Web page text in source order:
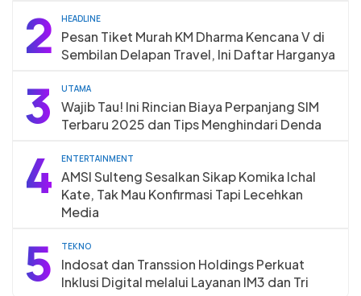
2 HEADLINE
Pesan Tiket Murah KM Dharma Kencana V di
Sembilan Delapan Travel, Ini Daftar Harganya
3 UTAMA
Wajib Tau! Ini Rincian Biaya Perpanjang SIM
Terbaru 2025 dan Tips Menghindari Denda
4 ENTERTAINMENT
AMSI Sulteng Sesalkan Sikap Komika Ichal
Kate, Tak Mau Konfirmasi Tapi Lecehkan
Media
5 TEKNO
Indosat dan Transsion Holdings Perkuat
Inklusi Digital melalui Layanan IM3 dan Tri